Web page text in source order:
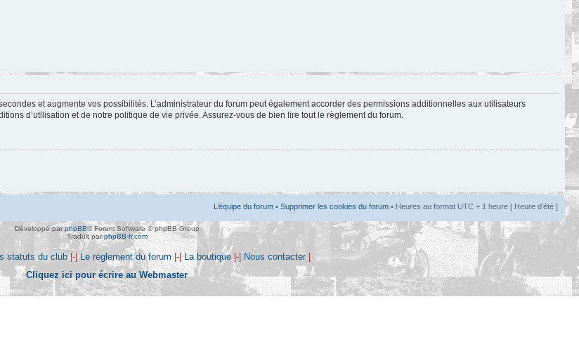
et augmente vos possibilités. L’administrateur du forum peut également accorder des permissions additionnelles aux utilisateurs
d’utilisation et de notre politique de vie privée. Assurez-vous de bien lire tout le règlement du forum.
L’équipe du forum • Supprimer les cookies du forum • Heures au format UTC + 1 heure [ Heure d’été ]
Développé parphpBB® Forum Software © phpBB Group
Traduit parphpBB-fr.com
statuts du club |-| Le règlement du forum |-| La boutique |-| Nous contacter |
Cliquez ici pour écrire au Webmaster